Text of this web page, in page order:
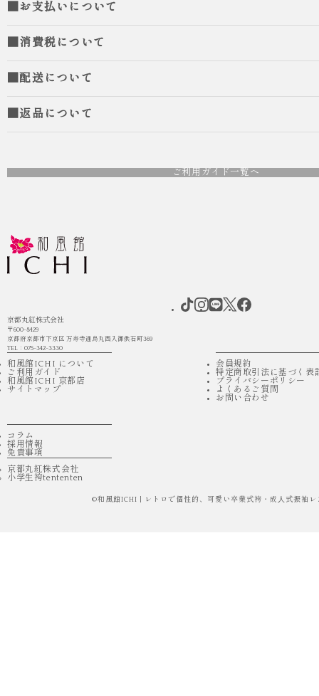
■お支払いについて
■消費税について
■配送について
■返品について
ご利用ガイド一覧へ
京都丸紅株式会社
〒600-8429
京都府京都市下京区 万寿寺通烏丸西入御供石町369
TEL：075-342-3330
和風館ICHI について
ご利用ガイド
和風館ICHI 京都店
サイトマップ
会員規約
特定商取引法に基づく表
プライバシーポリシー
よくあるご質問
お問い合わせ
コラム
採用情報
免責事項
京都丸紅株式会社
小学生袴tententen
©和風館ICHI | レトロで個性的、可愛い卒業式袴・成⼈式振袖レ